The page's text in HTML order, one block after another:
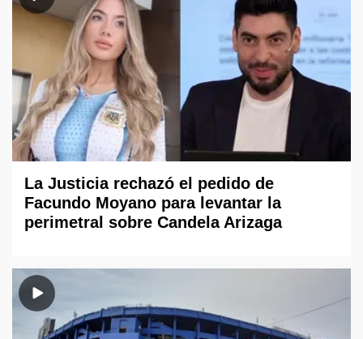
La Justicia rechazó el pedido de
Facundo Moyano para levantar la
perimetral sobre Candela Arizaga